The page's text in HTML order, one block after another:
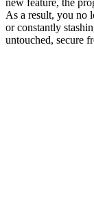
As a result, you no
or constantly
untouched, secure